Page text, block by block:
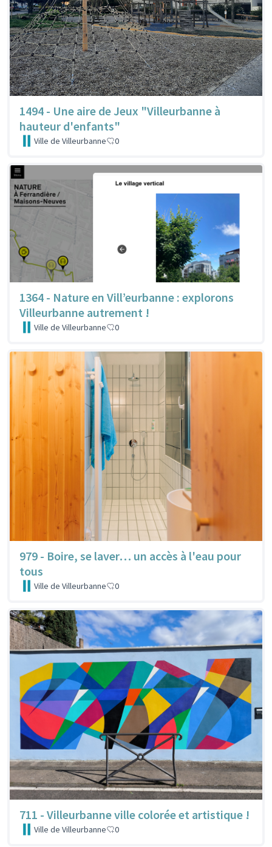
1494 - Une aire de Jeux "Villeurbanne à
hauteur d'enfants"
Ville de Villeurbanne 0
1364 - Nature en Vill’eurbanne : explorons
Villeurbanne autrement !
Ville de Villeurbanne 0
979 - Boire, se laver… un accès à l'eau pour
tous
Ville de Villeurbanne 0
711 - Villeurbanne ville colorée et artistique !
Ville de Villeurbanne 0